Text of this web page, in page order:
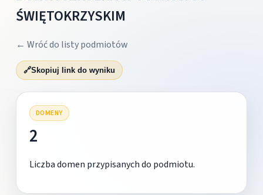
ŚWIĘTOKRZYSKIM
← Wróć do listy podmiotów
🔗Skopiuj link do wyniku
DOMENY
2
Liczba domen przypisanych do podmiotu.